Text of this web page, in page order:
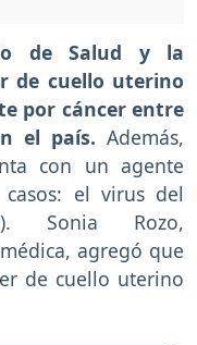
de Salud y la
de cuello uterino
por cáncer entre
el país. Además,
con un agente
el virus del
Sonia Rozo,
agregó que
de cuello uterino